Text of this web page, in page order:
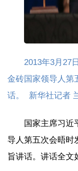
2013年3月27
金砖国家领导人第
话。 新华社记者
国家主席习近
导人第五次会晤时
旨讲话。讲话全文